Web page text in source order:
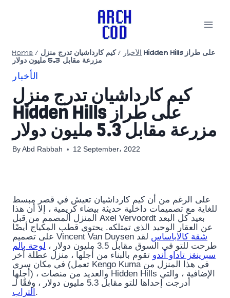
Home / الأخبار /كيم كارداشيان تدرج منزل Hidden Hills على طراز
مزرعة مقابل 5.3 مليون دولار
الأخبار
كيم كارداشيان تدرج منزل
Hidden Hills على طراز
مزرعة مقابل 5.3 مليون دولار
By Abd Rabbah 12 September، 2022
على الرغم من أن كيم كارداشيان تعيش في قصر مبسط
للغاية مع تصميمات داخلية حديثة بيضاء كريمية ، إلا أن هذا
المنزل المصمم من قبل Axel Vervoordt بعيد كل البعد
عن العقار الوحيد الذي تمتلكه. يحتوي قطب المكياج أيضًا
على تصميم Vincent Van Duysen
شقة كالاباساس لقد
طرحت للتو في السوق مقابل 3.5 مليون دولار ،
لوحة بالم
سبرينغز تاداو أندو تقوم بالبناء من أجلها ، منزل عطلة آخر
في مكان سري (تعمل Kengo Kuma في هذا المنزل من
أجلها) ، والعديد من منصات Hidden Hills الإضافية ، والتي
أدرجت إحداها للتو مقابل 5.3 مليون دولار ، وفقًا لـ
التراب .